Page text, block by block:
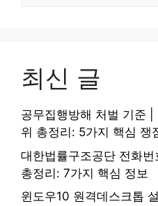
최신 글
공무집행방해 처벌 기준
위 총정리: 5가지 핵심 쟁
대한법률구조공단 전화
총정리: 7가지 핵심 정보
윈도우10 원격데스크톱